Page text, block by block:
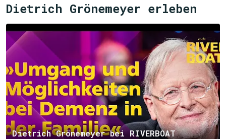
Dietrich Grönemeyer erleben
Dietrich Grönemeyer bei RIVERBOAT